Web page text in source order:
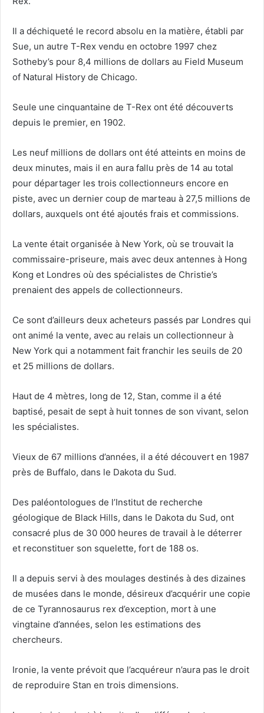
Il a déchiqueté le record absolu en la matière, établi par
Sue, un autre T-Rex vendu en octobre 1997 chez
Sotheby’s pour 8,4 millions de dollars au Field Museum
of Natural History de Chicago.
Seule une cinquantaine de T-Rex ont été découverts
depuis le premier, en 1902.
Les neuf millions de dollars ont été atteints en moins de
deux minutes, mais il en aura fallu près de 14 au total
pour départager les trois collectionneurs encore en
piste, avec un dernier coup de marteau à 27,5 millions de
dollars, auxquels ont été ajoutés frais et commissions.
La vente était organisée à New York, où se trouvait la
commissaire-priseure, mais avec deux antennes à Hong
Kong et Londres où des spécialistes de Christie’s
prenaient des appels de collectionneurs.
Ce sont d’ailleurs deux acheteurs passés par Londres qui
ont animé la vente, avec au relais un collectionneur à
New York qui a notamment fait franchir les seuils de 20
et 25 millions de dollars.
Haut de 4 mètres, long de 12, Stan, comme il a été
baptisé, pesait de sept à huit tonnes de son vivant, selon
les spécialistes.
Vieux de 67 millions d’années, il a été découvert en 1987
près de Buffalo, dans le Dakota du Sud.
Des paléontologues de l’Institut de recherche
géologique de Black Hills, dans le Dakota du Sud, ont
consacré plus de 30 000 heures de travail à le déterrer
et reconstituer son squelette, fort de 188 os.
Il a depuis servi à des moulages destinés à des dizaines
de musées dans le monde, désireux d’acquérir une copie
de ce Tyrannosaurus rex d’exception, mort à une
vingtaine d’années, selon les estimations des
chercheurs.
Ironie, la vente prévoit que l’acquéreur n’aura pas le droit
de reproduire Stan en trois dimensions.